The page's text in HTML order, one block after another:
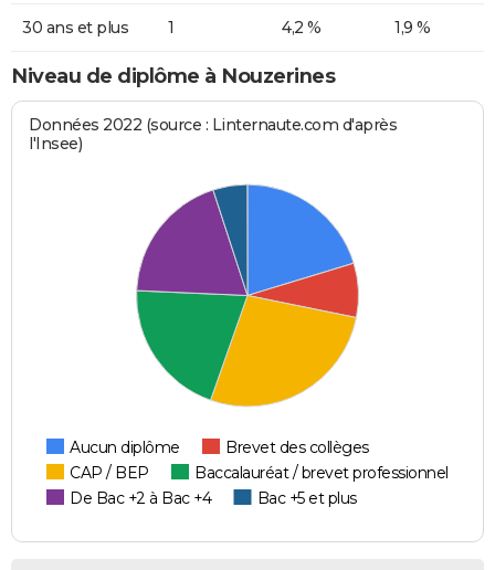
30 ans et plus 1 4,2 % 1,9 %
Niveau de diplôme à Nouzerines
Données 2022 (source : Linternaute.com d'après
l'Insee)
Aucun diplôme
Brevet des collèges
CAP / BEP
Baccalauréat / brevet professionnel
De Bac +2 à Bac +4
Bac +5 et plus